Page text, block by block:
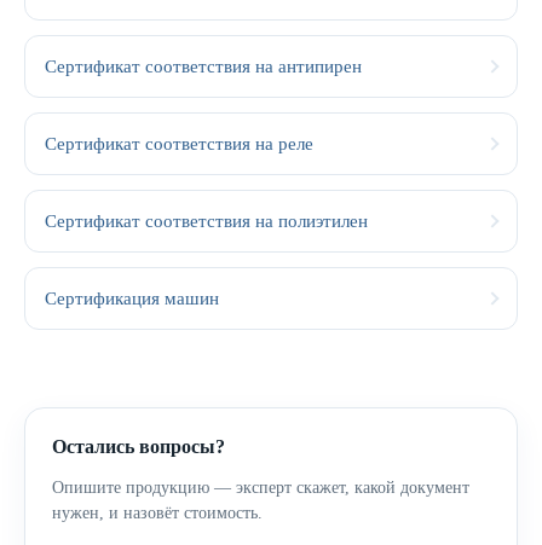
Сертификат соответствия на антипирен
Сертификат соответствия на реле
Сертификат соответствия на полиэтилен
Сертификация машин
Остались вопросы?
Опишите продукцию — эксперт скажет, какой документ
нужен, и назовёт стоимость.